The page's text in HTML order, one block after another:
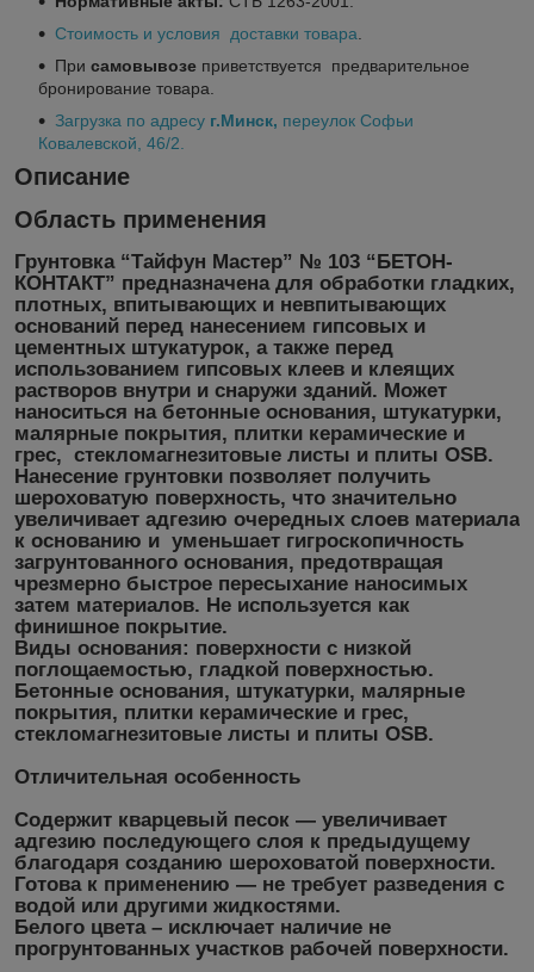
Стоимость и условия доставки товара
При самовывозе приветствуется предварительное
бронирование товара.
Загрузка по адресу г.Минск, переулок Софьи
Ковалевской, 46/2.
Описание
Область применения
Грунтовка “Тайфун Мастер” № 103 “БЕТОН-
КОНТАКТ” предназначена для обработки гладких,
плотных, впитывающих и невпитывающих
оснований перед нанесением гипсовых и
цементных штукатурок, а также перед
использованием гипсовых клеев и клеящих
растворов внутри и снаружи зданий. Может
наноситься на бетонные основания, штукатурки,
малярные покрытия, плитки керамические и
грес, стекломагнезитовые листы и плиты OSB.
Нанесение грунтовки позволяет получить
шероховатую поверхность, что значительно
увеличивает адгезию очередных слоев материала
к основанию и уменьшает гигроскопичность
загрунтованного основания, предотвращая
чрезмерно быстрое пересыхание наносимых
затем материалов. Не используется как
финишное покрытие.
Виды основания: поверхности с низкой
поглощаемостью, гладкой поверхностью.
Бетонные основания, штукатурки, малярные
покрытия, плитки керамические и грес,
стекломагнезитовые листы и плиты OSB.
Отличительная особенность
Содержит кварцевый песок ― увеличивает
адгезию последующего слоя к предыдущему
благодаря созданию шероховатой поверхности.
Готова к применению ― не требует разведения с
водой или другими жидкостями.
Белого цвета– исключает наличие не
прогрунтованных участков рабочей поверхности.